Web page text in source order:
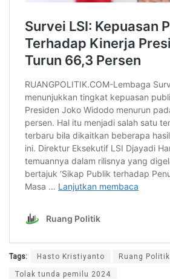
Tags: Hasto Kristiyanto Ruang Politik
Tolak tunda pemilu 2024